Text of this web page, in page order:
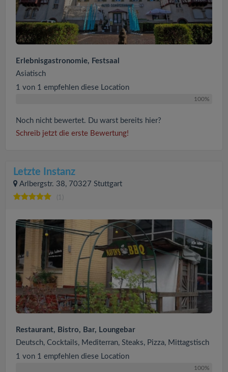
Erlebnisgastronomie, Festsaal
Asiatisch
1 von 1 empfehlen diese Location
100%
Noch nicht bewertet. Du warst bereits hier?
Schreib jetzt die erste Bewertung!
Letzte Instanz
Arlbergstr. 38, 70327 Stuttgart
Restaurant, Bistro, Bar, Loungebar
Deutsch, Cocktails, Mediterran, Steaks, Pizza, Mittagstisch
1 von 1 empfehlen diese Location
100%